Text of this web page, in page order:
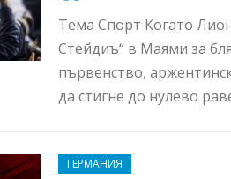
Тема Спорт Когато
Стейдиъ“ в Маями за
първенство,
да стигне до нулево
ГЕРМАНИЯ